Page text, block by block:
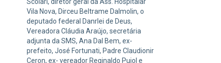
Scolari, diretor geral da Ass. Hospitalar
Vila Nova, Dirceu Beltrame Dalmolin, o
deputado federal Danrlei de Deus,
Vereadora Cláudia Araújo, secretária
adjunta da SMS, Ana Dal Bem, ex-
prefeito, José Fortunati, Padre Claudionir
Ceron, ex- vereador Reginaldo Pujol e